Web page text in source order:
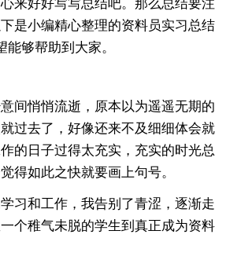
来好好写写总结吧。那么总结要注
是小编精心整理的资料员实习总结
够帮助到大家。
间悄悄流逝，原本以为遥遥无期的
过去了，好像还来不及细细体会就
的日子过得太充实，充实的时光总
得如此之快就要画上句号。
习和工作，我告别了青涩，逐渐走
个稚气未脱的学生到真正成为资料